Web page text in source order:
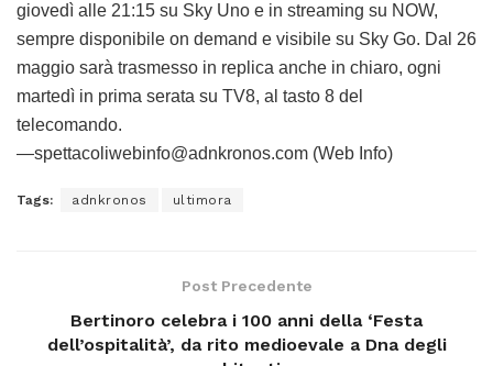
giovedì alle 21:15 su Sky Uno e in streaming su NOW,
sempre disponibile on demand e visibile su Sky Go. Dal 26
maggio sarà trasmesso in replica anche in chiaro, ogni
martedì in prima serata su TV8, al tasto 8 del
telecomando.
—spettacoliwebinfo@adnkronos.com (Web Info)
Tags: adnkronos ultimora
Post Precedente
Bertinoro celebra i 100 anni della ‘Festa
dell’ospitalità’, da rito medioevale a Dna degli